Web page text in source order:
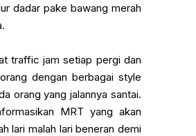
dadar pake bawang merah
traffic jam setiap pergi dan
dengan berbagai style
orang yang jalannya santai.
MRT yang akan
lari malah lari beneran demi